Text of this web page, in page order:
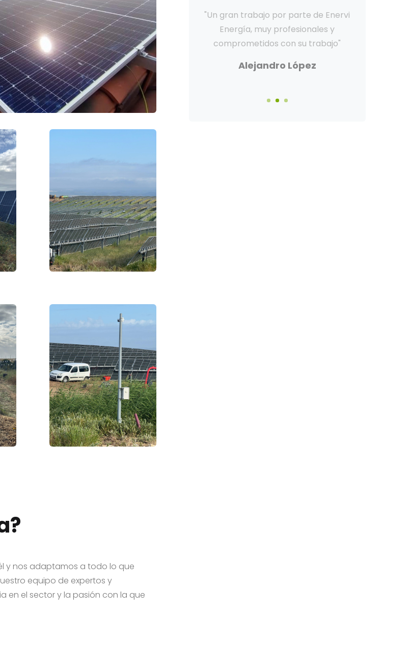
y nos adaptamos a todo lo que
equipo de expertos y
en el sector y la pasión con la que
"Un equipo de profesionales que
además de ser expertos en su
trabajo, son realmente amables"
Pablo Ramírez